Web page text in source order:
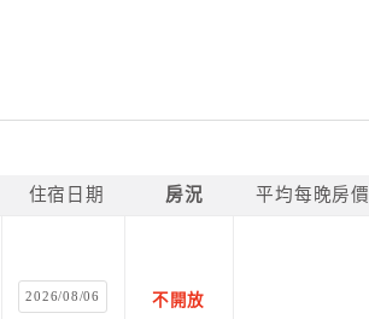
住宿日期 房況 平均每晚房價
2026/08/06 不開放